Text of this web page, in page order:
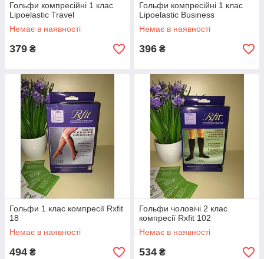
Гольфи компресійні 1 клас
Lipoelastic Travel
Немає в наявності
379 ₴
Гольфи компресійні 1 клас
Lipoelastic Business
Немає в наявності
396 ₴
Гольфи 1 клас компресії Rxfit
18
Немає в наявності
494 ₴
Гольфи чоловічі 2 клас
компресії Rxfit 102
Немає в наявності
534 ₴